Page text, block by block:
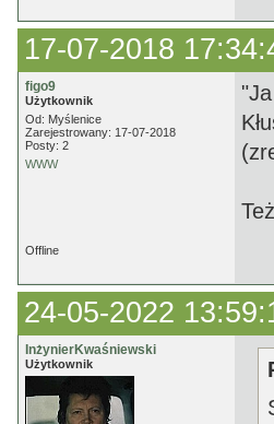
17-07-2018
figo9
Użytkownik
Od: Myślenice
Zarejestrowany: 17-07-2018
Posty: 2
WWW
Offline
24-05-2022
InżynierKwaśniewski
Użytkownik